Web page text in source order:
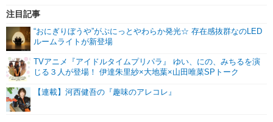
注目記事
“おにぎりぼうや”がぷにっとやわらか発光☆ 存在感抜群なのLED
ルームライトが新登場
TVアニメ『アイドルタイムプリパラ』 ゆい、にの、みちるを演
じる３人が登場！ 伊達朱里紗×大地葉×山田唯菜SPトーク
【連載】河西健吾の『趣味のアレコレ』